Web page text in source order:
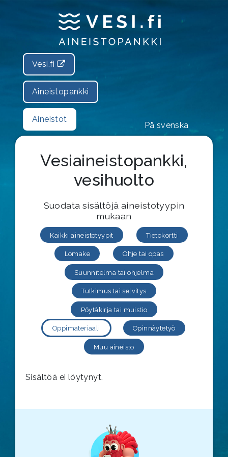
Vesi.fi
Aineistopankki
Aineistot
På svenska
Vesiaineistopankki,
vesihuolto
Suodata sisältöjä aineistotyypin
mukaan
Kaikki aineistotyypit Tietokortti
Lomake Ohje tai opas
Suunnitelma tai ohjelma
Tutkimus tai selvitys
Pöytäkirja tai muistio
Oppimateriaali Opinnäytetyö
Muu aineisto
Sisältöä ei löytynyt.